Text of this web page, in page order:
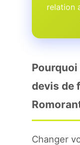
relation
devis de
Changer